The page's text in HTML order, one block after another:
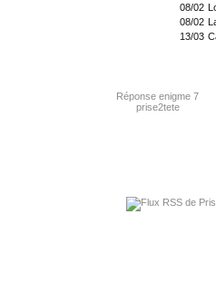
08/02
08/02
13/03
Réponse enigme 7
prise2tete